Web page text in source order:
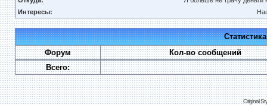
Интересы:
Форум
Кол-во сообщений
Всего:
Original